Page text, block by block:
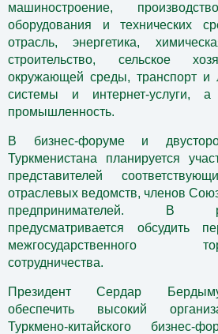
машиностроение,
оборудования и технических
отрасль, энергетика,
строительство, сельское
окружающей среды, транспорт и
системы и интернет-услуги, а
промышленность.
В бизнес-форуме и
Туркменистана планируется
представителей
отраслевых ведомств, членов
предпринимателей. В
предусматривается обсудить
межгосударственного
сотрудничества.
Президент Сердар
обеспечить высокий
Туркмено-китайского